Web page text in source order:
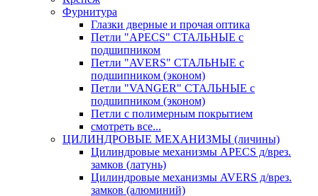
Фурнитура
Глазки дверные и прочая оптика
Петли "APECS" СТАЛЬНЫЕ с
подшипником
Петли "AVERS" СТАЛЬНЫЕ с
подшипником (эконом)
Петли "VANGER" СТАЛЬНЫЕ с
подшипником (эконом)
Петли с полимерным покрытием
смотреть все...
ЦИЛИНДРОВЫЕ МЕХАНИЗМЫ (личины)
Цилиндровые механизмы APECS д/врез.
замков (латунь)
Цилиндровые механизмы AVERS д/врез.
замков (алюминий)